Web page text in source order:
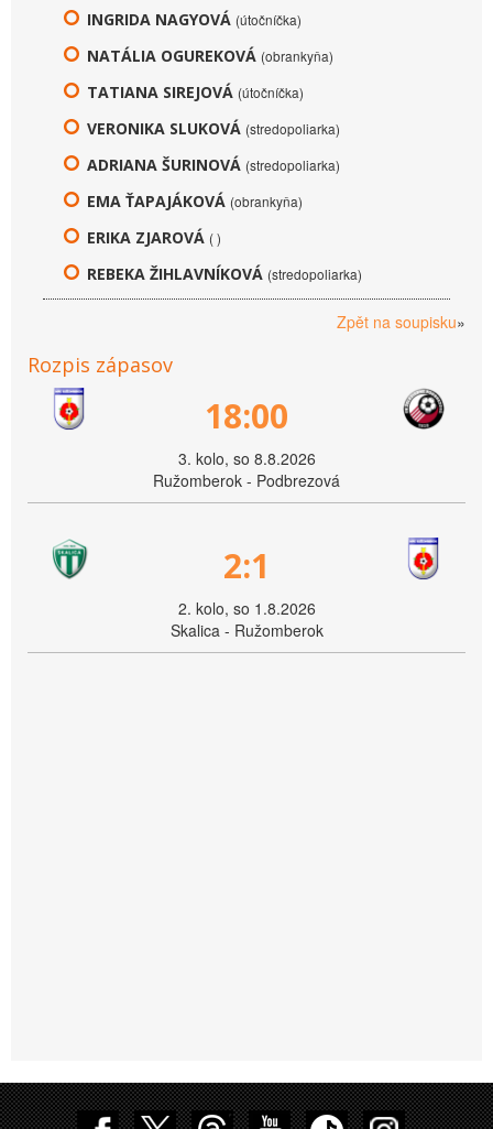
INGRIDA NAGYOVÁ (útočníčka)
NATÁLIA OGUREKOVÁ (obrankyňa)
TATIANA SIREJOVÁ (útočníčka)
VERONIKA SLUKOVÁ (stredopoliarka)
ADRIANA ŠURINOVÁ (stredopoliarka)
EMA ŤAPAJÁKOVÁ (obrankyňa)
ERIKA ZJAROVÁ ( )
REBEKA ŽIHLAVNÍKOVÁ (stredopoliarka)
Zpět na soupisku»
Rozpis zápasov
18:00
3. kolo, so 8.8.2026
Ružomberok - Podbrezová
2:1
2. kolo, so 1.8.2026
Skalica - Ružomberok